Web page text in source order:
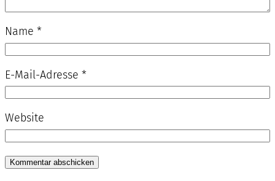
Name *
E-Mail-Adresse *
Website